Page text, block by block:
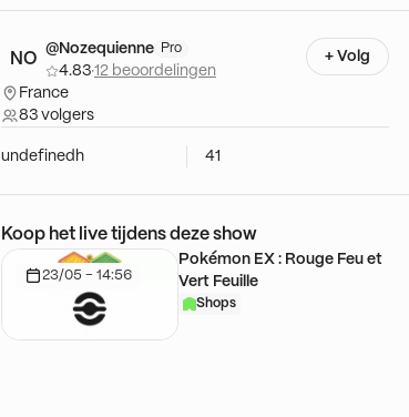
NO
@Nozequienne Pro
4.83·12 beoordelingen
France
83 volgers
+ Volg
undefinedh 41
Koop het live tijdens deze show
23/05 - 14:56
Pokémon EX : Rouge Feu et
Vert Feuille
Shops